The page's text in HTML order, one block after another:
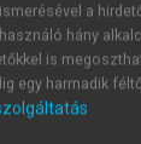
a
hány
is
egy harmadik